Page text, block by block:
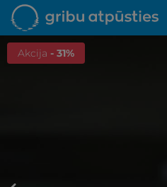
Akcija - 31%
Iepatikās šis